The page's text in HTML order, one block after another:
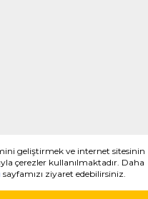
geliştirmek ve internet sitesinin
çerezler kullanılmaktadır. Daha
sayfamızı ziyaret edebilirsiniz.